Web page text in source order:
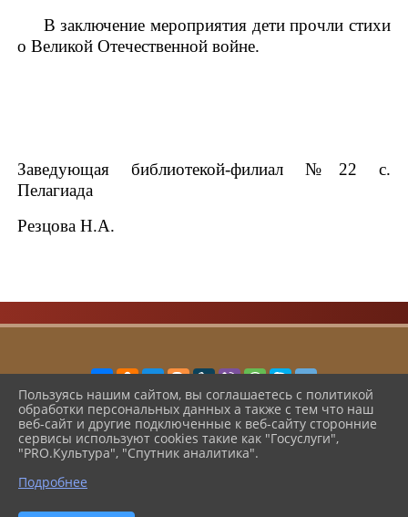
В заключение мероприятия дети прочли стихи
о Великой Отечественной войне.
Заведующая библиотекой-филиал №22 с.
Пелагиада
Резцова Н.А.
2026 г. cbsshmo.ru
Вход
Карта сайта
Политика обработки персональных данных
Разработка и поддержка
Пользуясь нашим сайтом, вы соглашаетесь с политикой
обработки персональных данных а также с тем что наш
веб-сайт и другие подключенные к веб-сайту сторонние
сервисы используют cookies такие как "Госуслуги",
"PRO.Культура", "Спутник аналитика".
Подробнее